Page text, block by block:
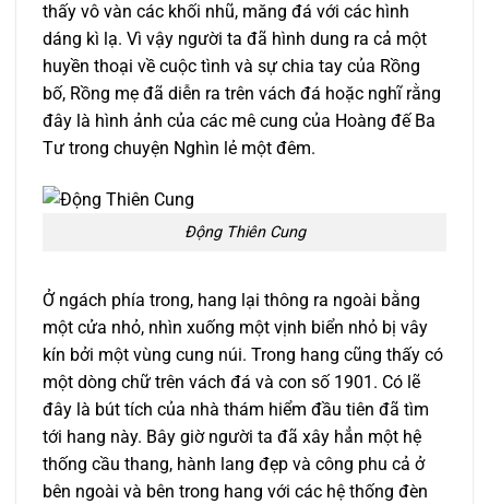
thấy vô vàn các khối nhũ, măng đá với các hình
dáng kì lạ. Vì vậy người ta đã hình dung ra cả một
huyền thoại về cuộc tình và sự chia tay của Rồng
bố, Rồng mẹ đã diễn ra trên vách đá hoặc nghĩ rằng
đây là hình ảnh của các mê cung của Hoàng đế Ba
Tư trong chuyện Nghìn lẻ một đêm.
Động Thiên Cung
Ở ngách phía trong, hang lại thông ra ngoài bằng
một cửa nhỏ, nhìn xuống một vịnh biển nhỏ bị vây
kín bởi một vùng cung núi. Trong hang cũng thấy có
một dòng chữ trên vách đá và con số 1901. Có lẽ
đây là bút tích của nhà thám hiểm đầu tiên đã tìm
tới hang này. Bây giờ người ta đã xây hẳn một hệ
thống cầu thang, hành lang đẹp và công phu cả ở
bên ngoài và bên trong hang với các hệ thống đèn